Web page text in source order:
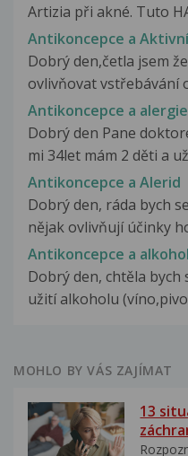
Artizia při akné. Tuto
Antikoncepce a
Dobrý den,četla jsem
ovlivňovat vstřebávání
Antikoncepce a alergie
Dobrý den Pane
mi 34let mám 2 děti a
Antikoncepce a Alerid
Dobrý den, ráda bych
nějak ovlivňují účinky
Antikoncepce a alkohol
Dobrý den, chtěla bych
užití alkoholu
MOHLO BY VÁS ZAJÍMAT
13